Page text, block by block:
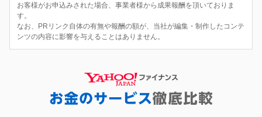
お客様がお申込みされた場合、事業者様から成果報酬を頂いておりま
す。
なお、PRリンク自体の有無や報酬の額が、当社が編集・制作したコンテ
ンツの内容に影響を与えることはありません。